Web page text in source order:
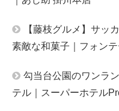
【藤枝グルメ】サッ
素敵な和菓子｜フォン
勾当台公園のワンラ
テル｜スーパーホテル